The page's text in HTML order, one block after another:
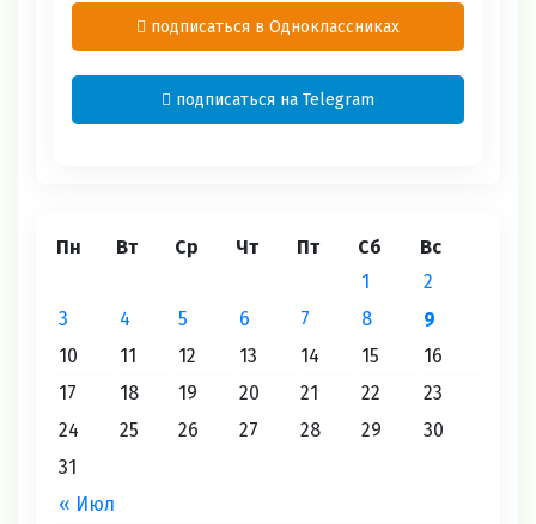
подписаться в Одноклассниках
подписаться на Telegram
Пн Вт Ср Чт Пт Сб Вс
« Июл
1
2
3
4 5 6 7 8
9
10
11 12 13 14 15
16
17
18 19 20 21 22
23
24
25 26 27 28 29
30
31